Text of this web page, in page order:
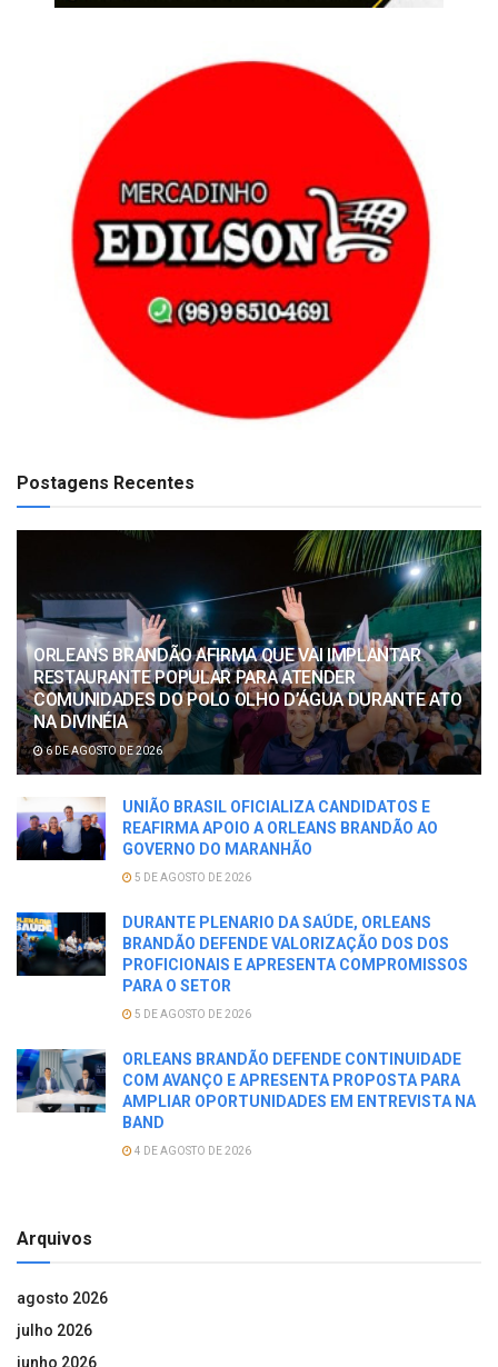
Postagens Recentes
ORLEANS BRANDÃO AFIRMA QUE VAI IMPLANTAR
RESTAURANTE POPULAR PARA ATENDER
COMUNIDADES DO POLO OLHO D’ÁGUA DURANTE ATO
NA DIVINÉIA
6 DE AGOSTO DE 2026
UNIÃO BRASIL OFICIALIZA CANDIDATOS E
REAFIRMA APOIO A ORLEANS BRANDÃO AO
GOVERNO DO MARANHÃO
5 DE AGOSTO DE 2026
DURANTE PLENARIO DA SAÚDE, ORLEANS
BRANDÃO DEFENDE VALORIZAÇÃO DOS DOS
PROFICIONAIS E APRESENTA COMPROMISSOS
PARA O SETOR
5 DE AGOSTO DE 2026
ORLEANS BRANDÃO DEFENDE CONTINUIDADE
COM AVANÇO E APRESENTA PROPOSTA PARA
AMPLIAR OPORTUNIDADES EM ENTREVISTA NA
BAND
4 DE AGOSTO DE 2026
Arquivos
agosto 2026
julho 2026
junho 2026